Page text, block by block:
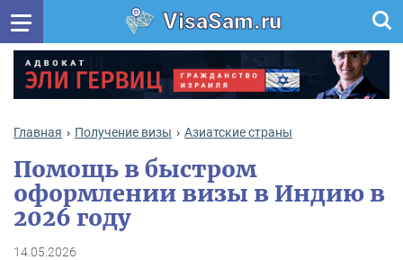
VisaSam.ru
Главная Получение визы Азиатские страны
Помощь в быстром
оформлении визы в Индию в
2026 году
14.05.2026